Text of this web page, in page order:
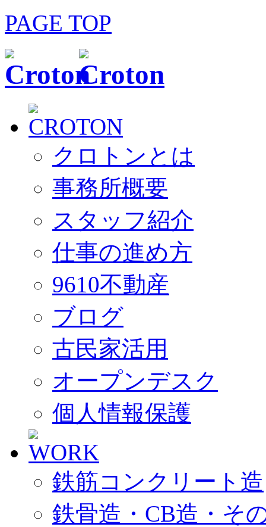
PAGE TOP
クロトンとは
事務所概要
スタッフ紹介
仕事の進め方
9610不動産
ブログ
古民家活用
オープンデスク
個人情報保護
鉄筋コンクリート造
鉄骨造・CB造・そ